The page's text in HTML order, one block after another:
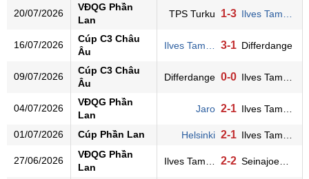
20/07/2026
VĐQG Phần
Lan
TPS Turku 1-3
16/07/2026
Cúp C3 Châu
Âu
3-1 Differdange
09/07/2026
Cúp C3 Châu
Âu
Differdange 0-0
04/07/2026
VĐQG Phần
Lan
Jaro 2-1
01/07/2026 Cúp Phần Lan Helsinki 2-1
27/06/2026
VĐQG Phần
Lan
2-2